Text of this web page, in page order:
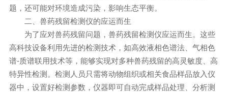
题，还可能对环境造成污染，影响生态平衡。
二、兽药残留检测仪的应运而生
为了应对兽药残留问题，兽药残留检测仪应运而生。这些
高科技设备利用先进的检测技术，如高效液相色谱法、气相色
谱-质谱联用技术等，能够实现对多种兽药残留的高灵敏度、高
特异性检测。检测人员只需将动物组织或相关食品样品放入仪
器中，设置好检测参数，仪器即可自动完成样品处理、分析测